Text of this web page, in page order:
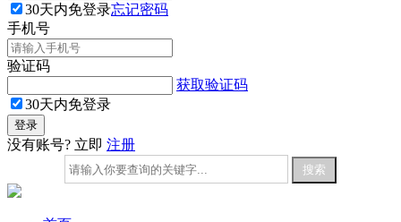
30天内免登录忘记密码
手机号
验证码
获取验证码
30天内免登录
没有账号? 立即 注册